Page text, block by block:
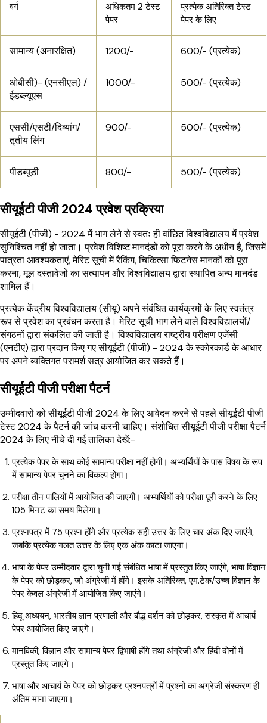
वर्ग
अधिकतम 2 टेस्ट
पेपर
प्रत्येक अतिरिक्त टेस्ट
पेपर के लिए
सामान्य (अनारक्षित) 1200/- 600/- (प्रत्येक)
ओबीसी)- (एनसीएल) /
ईडब्ल्यूएस
1000/- 500/- (प्रत्येक)
एससी/एसटी/दिव्यांग/
तृतीय लिंग
900/- 500/- (प्रत्येक)
पीडब्यूडी 800/- 500/- (प्रत्येक)
सीयूईटी पीजी 2024 प्रवेश प्रक्रिया
सीयूईटी (पीजी) - 2024 में भाग लेने से स्वतः ही वांछित विश्वविद्यालय में प्रवेश
सुनिश्चित नहीं हो जाता। प्रवेश विशिष्ट मानदंडों को पूरा करने के अधीन है, जिसमें
पात्रता आवश्यकताएं, मेरिट सूची में रैंकिंग, चिकित्सा फिटनेस मानकों को पूरा
करना, मूल दस्तावेजों का सत्यापन और विश्वविद्यालय द्वारा स्थापित अन्य मानदंड
शामिल हैं।
प्रत्येक केंद्रीय विश्वविद्यालय (सीयू) अपने संबंधित कार्यक्रमों के लिए स्वतंत्र
रूप से प्रवेश का प्रबंधन करता है। मेरिट सूची भाग लेने वाले विश्वविद्यालयों/
संगठनों द्वारा संकलित की जाती है। विश्वविद्यालय राष्ट्रीय परीक्षण एजेंसी
(एनटीए) द्वारा प्रदान किए गए सीयूईटी (पीजी) - 2024 के स्कोरकार्ड के आधार
पर अपने व्यक्तिगत परामर्श सत्र आयोजित कर सकते हैं।
सीयूईटी पीजी परीक्षा पैटर्न
उम्मीदवारों को सीयूईटी पीजी 2024 के लिए आवेदन करने से पहले सीयूईटी पीजी
टेस्ट 2024 के पैटर्न की जांच करनी चाहिए। संशोधित सीयूईटी पीजी परीक्षा पैटर्न
2024 के लिए नीचे दी गई तालिका देखें:-
प्रत्येक पेपर के साथ कोई सामान्य परीक्षा नहीं होगी। अभ्यर्थियों के पास विषय के रूप
में सामान्य पेपर चुनने का विकल्प होगा।
परीक्षा तीन पालियों में आयोजित की जाएगी। अभ्यर्थियों को परीक्षा पूरी करने के लिए
105 मिनट का समय मिलेगा।
प्रश्नपत्र में 75 प्रश्न होंगे और प्रत्येक सही उत्तर के लिए चार अंक दिए जाएंगे,
जबकि प्रत्येक गलत उत्तर के लिए एक अंक काटा जाएगा।
भाषा के पेपर उम्मीदवार द्वारा चुनी गई संबंधित भाषा में प्रस्तुत किए जाएंगे, भाषा विज्ञान
के पेपर को छोड़कर, जो अंग्रेजी में होंगे। इसके अतिरिक्त, एम.टेक/उच्च विज्ञान के
पेपर केवल अंग्रेजी में आयोजित किए जाएंगे।
हिंदू अध्ययन, भारतीय ज्ञान प्रणाली और बौद्ध दर्शन को छोड़कर, संस्कृत में आचार्य
पेपर आयोजित किए जाएंगे।
मानविकी, विज्ञान और सामान्य पेपर द्विभाषी होंगे तथा अंग्रेजी और हिंदी दोनों में
प्रस्तुत किए जाएंगे।
भाषा और आचार्य के पेपर को छोड़कर प्रश्नपत्रों में प्रश्नों का अंग्रेजी संस्करण ही
अंतिम माना जाएगा।